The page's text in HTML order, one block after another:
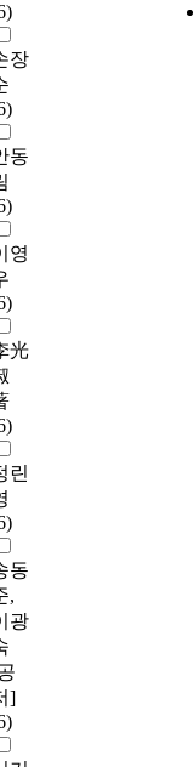
장
동
영
光
린
동
,
광
]